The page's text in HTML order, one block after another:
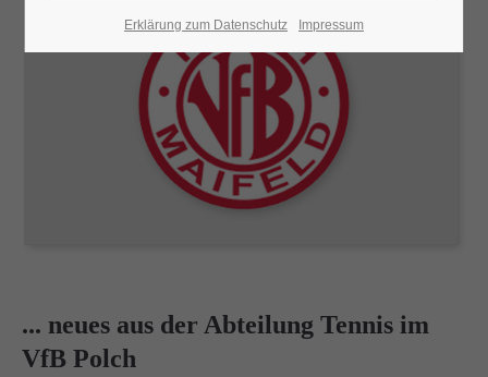
24h/ 365days
We offer support for our customers
Mon - Fri 8:00am - 5:00pm(GMT +1)
Have any questions?
... neues aus der Abteilung Tennis im
VfB Polch
Erklärung zum Datenschutz Impressum